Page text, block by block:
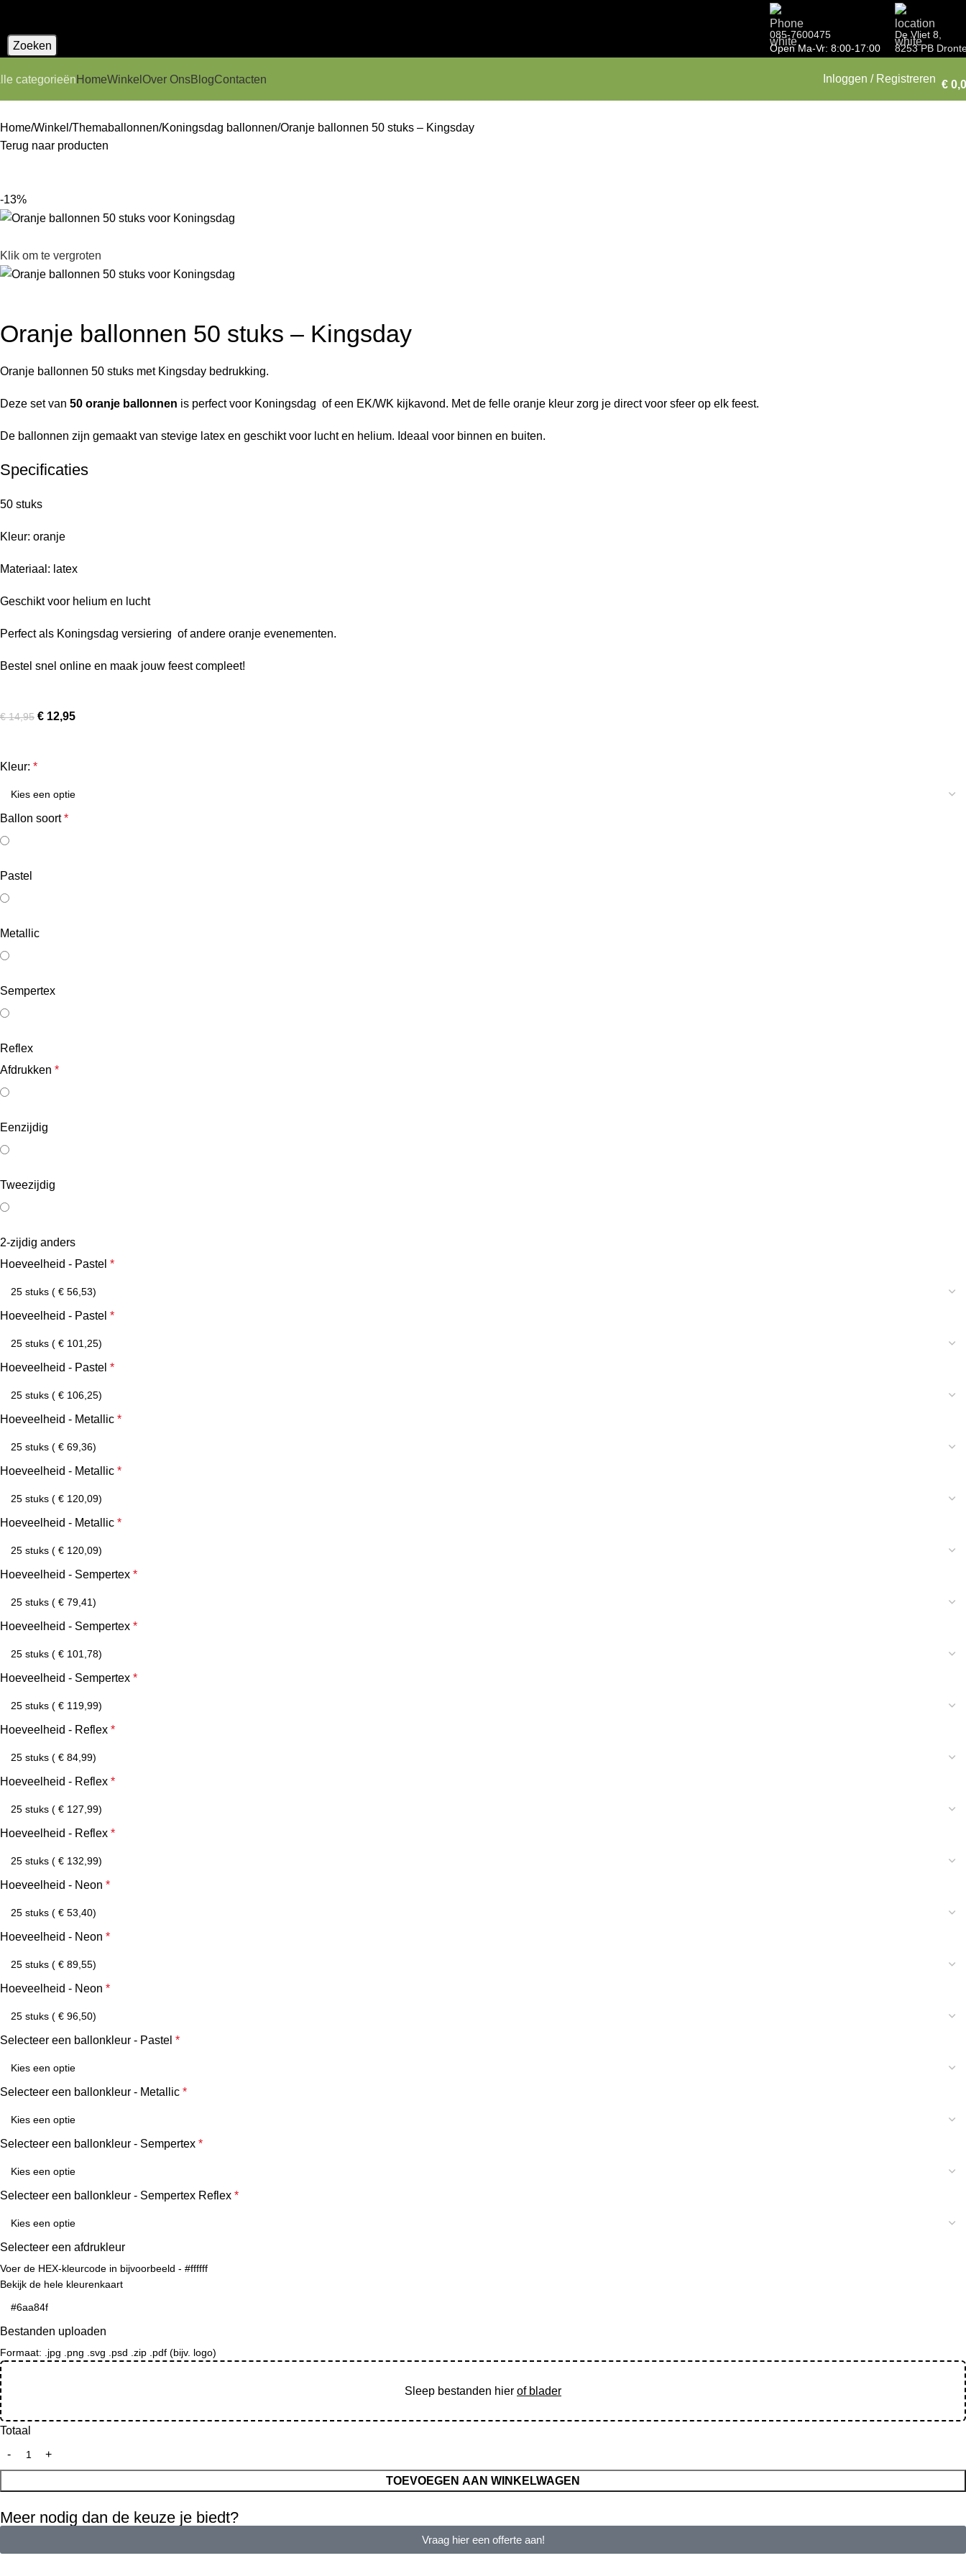
Zoeken
085-7600475
Open Ma-Vr: 8:00-17:00
De Vliet 8,
8253 PB
categorieën HomeWinkel Over OnsBlogContacten Inloggen / Registreren €
Home Winkel Themaballonnen Koningsdag ballonnen Oranje ballonnen 50 stuks – Kingsday
Terug naar producten
-13%
Klik om te vergroten
Oranje ballonnen 50 stuks – Kingsday
Oranje ballonnen 50 stuks met Kingsday bedrukking.
Deze set van 50 oranje ballonnen is perfect voor Koningsdag of een EK/WK kijkavond. Met de felle oranje kleur zorg je direct voor sfeer op elk feest.
De ballonnen zijn gemaakt van stevige latex en geschikt voor lucht en helium. Ideaal voor binnen en buiten.
Specificaties
50 stuks
Kleur: oranje
Materiaal: latex
Geschikt voor helium en lucht
Perfect als Koningsdag versiering of andere oranje evenementen.
Bestel snel online en maak jouw feest compleet!
€14,95 € 12,95
Kleur: *
Ballon soort *
Pastel
Metallic
Sempertex
Reflex
Afdrukken *
Eenzijdig
Tweezijdig
2-zijdig anders
Hoeveelheid - Pastel *
Hoeveelheid - Pastel *
Hoeveelheid - Pastel *
Hoeveelheid - Metallic *
Hoeveelheid - Metallic *
Hoeveelheid - Metallic *
Hoeveelheid - Sempertex *
Hoeveelheid - Sempertex *
Hoeveelheid - Sempertex *
Hoeveelheid - Reflex *
Hoeveelheid - Reflex *
Hoeveelheid - Reflex *
Hoeveelheid - Neon *
Hoeveelheid - Neon *
Hoeveelheid - Neon *
Selecteer een ballonkleur - Pastel *
Selecteer een ballonkleur - Metallic *
Selecteer een ballonkleur - Sempertex *
Selecteer een ballonkleur - Sempertex Reflex *
Selecteer een afdrukleur
Voer de HEX-kleurcode in bijvoorbeeld - #ffffff
Bekijk de hele kleurenkaart
Bestanden uploaden
Formaat: .jpg .png .svg .psd .zip .pdf (bijv. logo)
Sleep bestanden hier of blader
Totaal
TOEVOEGEN AAN WINKELWAGEN
Meer nodig dan de keuze je biedt?
Vraag hier een offerte aan!